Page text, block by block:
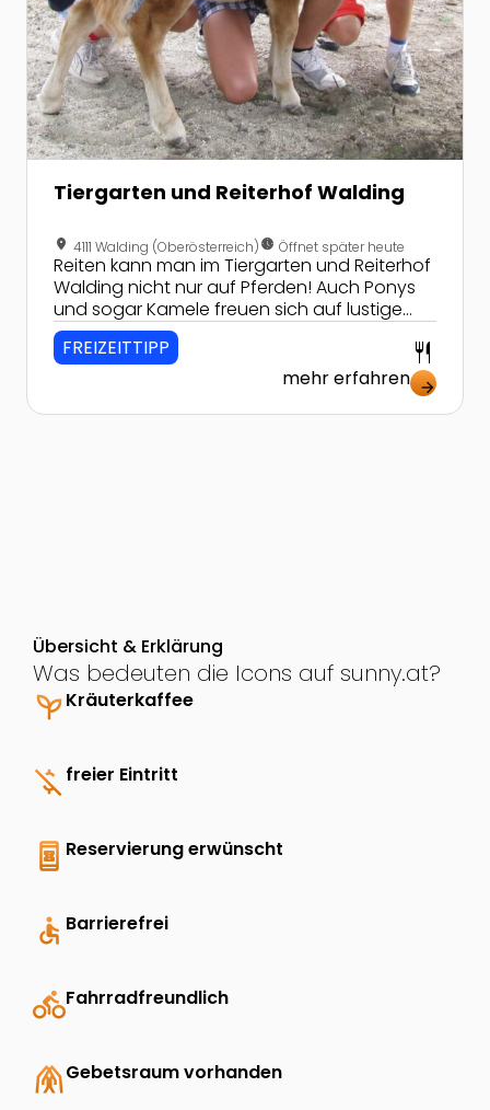
Tiergarten und Reiterhof Walding
location_on 4111 Walding (Oberösterreich)nest_clock_farsight_analog Öffnet später heute
Reiten kann man im Tiergarten und Reiterhof
Walding nicht nur auf Pferden! Auch Ponys
und sogar Kamele freuen sich auf lustige
Ausritte!
FREIZEITTIPP restaurant
mehr erfahren arrow_forward
Übersicht & Erklärung
Was bedeuten die Icons auf sunny.at?
psychiatryKräuterkaffee
money_off freier Eintritt
book_online Reservierung erwünscht
accessible Barrierefrei
directions_bikeFahrradfreundlich
folded_handsGebetsraum vorhanden